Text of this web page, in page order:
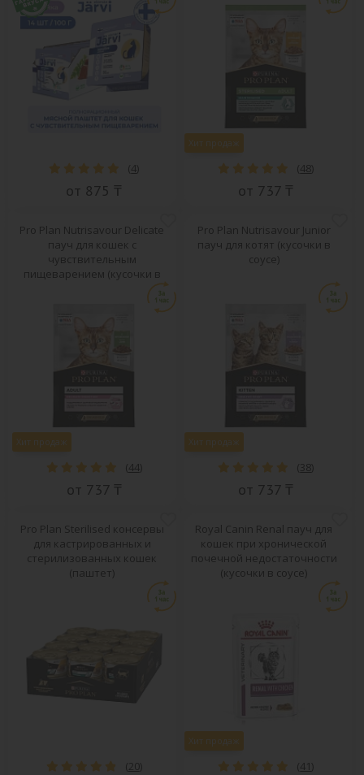
(4)
от 875 ₸
Хит продаж
(48)
от 737 ₸
Pro Plan Nutrisavour Delicate
пауч для кошек с
чувствительным
пищеварением (кусочки в
Хит продаж
(44)
от 737 ₸
Pro Plan Nutrisavour Junior
пауч для котят (кусочки в
соусе)
Хит продаж
( 38)
от 737 ₸
Pro Plan Sterilised консервы
для кастрированных и
стерилизованных кошек
(паштет)
(20)
Royal Canin Renal пауч для
кошек при хронической
почечной недостаточности
(кусочки в соусе)
Хит продаж
(41)